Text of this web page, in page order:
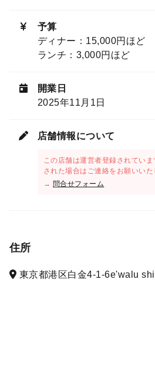
予算
ディナー：15,000円ほど
ランチ：3,000円ほど
開業日
2025年11月1日
店舗情報について
この店舗は運営者登録されてい
された場合はご連絡をお願いいた
→ 問合せフォーム
住所
東京都港区白金4-1-6e'walu